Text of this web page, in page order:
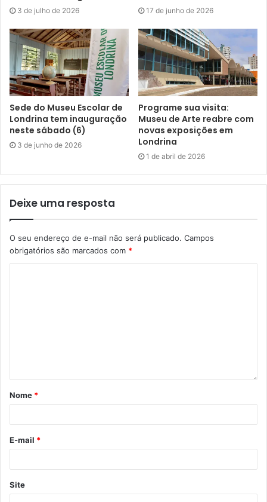
Os serviços gerais estão sendo desenvolvidos pela
empresa contratada, via licitação, a A.S. dos Santos
Prestadora de Serviços. O Cemitério João XXIII está
localizado na Avenida da Saudade, 135, Jardim
Higienópolis.
Para a imprensa: outras informações podem ser obtidas
com o superintendente da ACESF, Leonilso Jaqueta, pelo
telefone 3372-7856
Gostei
Etiquetas acesf Cemitério João XXIII cemitérios
londrina
melhorias
obra revitalização serviços
3 de julho de 2026 17 de junho de 2026
Sede do Museu Escolar de
Londrina tem inauguração
neste sábado (6)
3 de junho de 2026
Programe sua visita:
Museu de Arte reabre com
novas exposições em
Londrina
1 de abril de 2026
Deixe uma resposta
O seu endereço de e-mail não será publicado. Campos
obrigatórios são marcados com *
Nome *
E-mail *
Site